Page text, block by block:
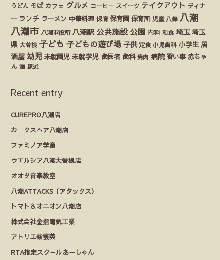
うどん そば カフェ グルメ コーヒー スイーツ テイクアウト ディナ
ー ランチ ラーメン 中華料理 保育 保育園 保育所 児童 八條 八潮
八潮市 八潮市役所 八潮駅 公共施設 公園 内科 和食 埼玉 埼玉
県 大曽根 子ども 子どもの遊び場 子供 定食 小児歯科 小学生 居
酒屋 幼児 未就園児 未就学児 歯医者 歯科 焼肉 病院 習い事 赤ちゃ
ん 酒 駅近
Recent entry
CUREPRO八潮店
カークスヘア八潮店
ファミノア学童
ウエルシア八潮大曽根店
オオタ音楽教室
八潮ATTACKS（アタックス）
トマト＆オニオン八潮店
株式会社金指電気工業
アトリエ紫雲英
RTA指定スクールあーしゃん